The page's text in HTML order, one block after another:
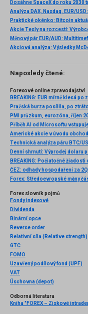
Dosáhne SpaceX do roku 2030
Akcie Tesly na rozcestí:
Měnový pár EUR/AUD:
Naposledy čtené:
Forexové online zpravodajství
PMI průzkum, eurozóna, říjen
Technická analýza páru BTC/
Denní shrnutí: Výprodej dolaru
ČEZ: odhady hospodaření za
Forex: Středoevropské měny
Forex slovník pojmů
Fondy indexové
Dividenda
Binární opce
Reverse order
Relativní síla (Relative strength)
GTC
FOMO
Uzavřený podílový fond (UPF)
VAT
Úschovna (depot)
Odborná literatura